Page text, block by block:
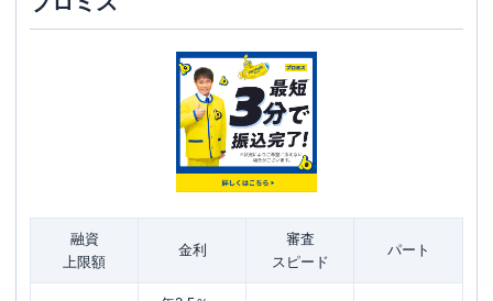
融資
上限額
金利
審査
スピード
パート